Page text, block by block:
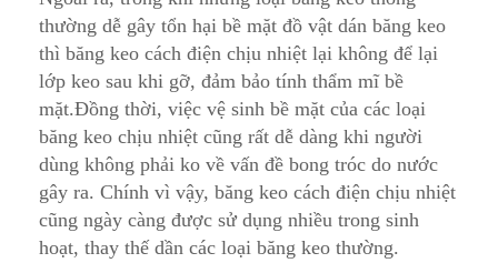
thường dễ gây tổn hại bề mặt đồ vật dán băng keo
thì băng keo cách điện chịu nhiệt lại không để lại
lớp keo sau khi gỡ, đảm bảo tính thẩm mĩ bề
mặt.Đồng thời, việc vệ sinh bề mặt của các loại
băng keo chịu nhiệt cũng rất dễ dàng khi người
dùng không phải ko về vấn đề bong tróc do nước
gây ra. Chính vì vậy, băng keo cách điện chịu nhiệt
cũng ngày càng được sử dụng nhiều trong sinh
hoạt, thay thế dần các loại băng keo thường.